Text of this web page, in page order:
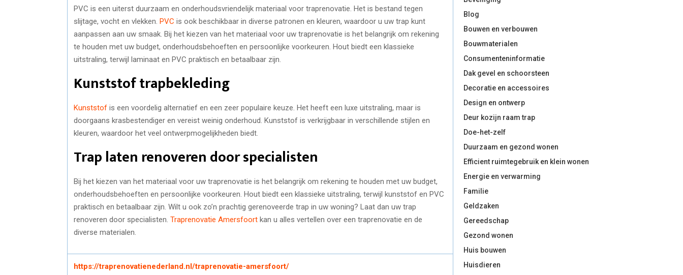
PVC is een uiterst duurzaam en onderhoudsvriendelijk materiaal voor traprenovatie. Het is bestand tegen
slijtage, vocht en vlekken. PVC is ook beschikbaar in diverse patronen en kleuren, waardoor u uw trap kunt
aanpassen aan uw smaak. Bij het kiezen van het materiaal voor uw traprenovatie is het belangrijk om rekening
te houden met uw budget, onderhoudsbehoeften en persoonlijke voorkeuren. Hout biedt een klassieke
uitstraling, terwijl laminaat en PVC praktisch en betaalbaar zijn.
Kunststof trapbekleding
Kunststof is een voordelig alternatief en een zeer populaire keuze. Het heeft een luxe uitstraling, maar is
doorgaans krasbestendiger en vereist weinig onderhoud. Kunststof is verkrijgbaar in verschillende stijlen en
kleuren, waardoor het veel ontwerpmogelijkheden biedt.
Trap laten renoveren door specialisten
Bij het kiezen van het materiaal voor uw traprenovatie is het belangrijk om rekening te houden met uw budget,
onderhoudsbehoeften en persoonlijke voorkeuren. Hout biedt een klassieke uitstraling, terwijl kunststof en PVC
praktisch en betaalbaar zijn. Wilt u ook zo’n prachtig gerenoveerde trap in uw woning? Laat dan uw trap
renoveren door specialisten. Traprenovatie Amersfoort kan u alles vertellen over een traprenovatie en de
diverse materialen.
https://traprenovatienederland.nl/traprenovatie-amersfoort/
Blog
Bouwen en verbouwen
Bouwmaterialen
Consumenteninformatie
Dak gevel en schoorsteen
Decoratie en accessoires
Design en ontwerp
Deur kozijn raam trap
Doe-het-zelf
Duurzaam en gezond wonen
Efficient ruimtegebruik en klein wonen
Energie en verwarming
Familie
Geldzaken
Gereedschap
Gezond wonen
Huis bouwen
Huisdieren